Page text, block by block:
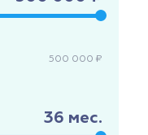
500 000 ₽
36 мес.